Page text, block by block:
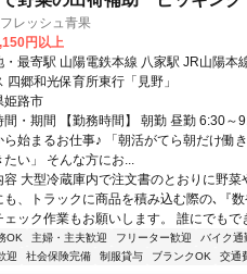
レッシュ青果
円以上
・最寄駅 山陽電鉄本線 八家駅 JR山陽本
四郷和光保育所東行「見野」
姫路市
間・期間 【勤務時間】 朝勤 昼勤 6:30
ら始まるお仕事♪ 「朝活がてら朝だけ働
たい」 そんな方にお...
容 大型冷蔵庫内で注文書のとおりに野
も、トラックに商品を積み込む際の､『
ェック作業もお願いします。 誰にでもで
OK 主婦・主夫歓迎 フリーター歓迎 バイク通
迎
社会保険完備 制服貸与 ブランクOK 交通